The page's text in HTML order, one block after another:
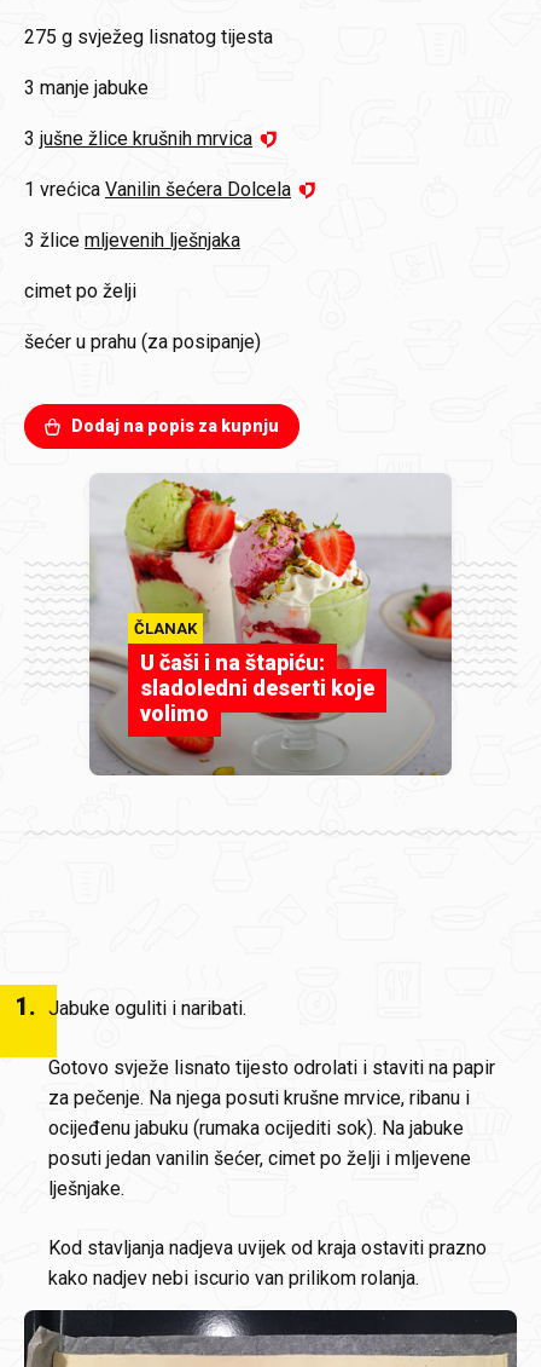
275 g svježeg lisnatog tijesta
3 manje jabuke
3 jušne žlice krušnih mrvica
1 vrećica Vanilin šećera Dolcela
3 žlice mljevenih lješnjaka
cimet po želji
šećer u prahu (za posipanje)
Dodaj na popis za kupnju
ČLANAK
U čaši i na štapiću:
sladoledni deserti koje
volimo
1. Jabuke oguliti i naribati.
Gotovo svježe lisnato tijesto odrolati i staviti na papir
za pečenje. Na njega posuti krušne mrvice, ribanu i
ocijeđenu jabuku (rumaka ocijediti sok). Na jabuke
posuti jedan vanilin šećer, cimet po želji i mljevene
lješnjake.
Kod stavljanja nadjeva uvijek od kraja ostaviti prazno
kako nadjev nebi iscurio van prilikom rolanja.